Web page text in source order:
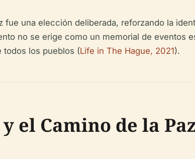
una elección deliberada, reforzando la
no se erige como un memorial de eventos
todos los pueblos (Life in The Hague, 2021).
el Camino de la